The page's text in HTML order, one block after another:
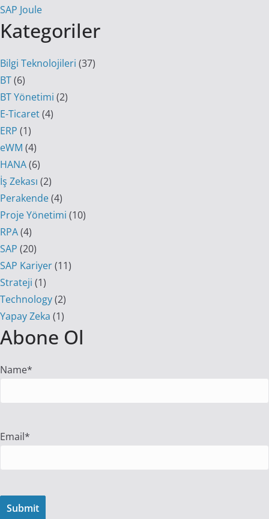
SAP Joule
Kategoriler
Bilgi Teknolojileri (37)
BT(6)
BT Yönetimi (2)
E-Ticaret(4)
ERP (1)
eWM (4)
HANA(6)
İş Zekası (2)
Perakende(4)
Proje Yönetimi (10)
RPA(4)
SAP (20)
SAP Kariyer(11)
Strateji (1)
Technology(2)
Yapay Zeka (1)
Abone Ol
Name*
Email*